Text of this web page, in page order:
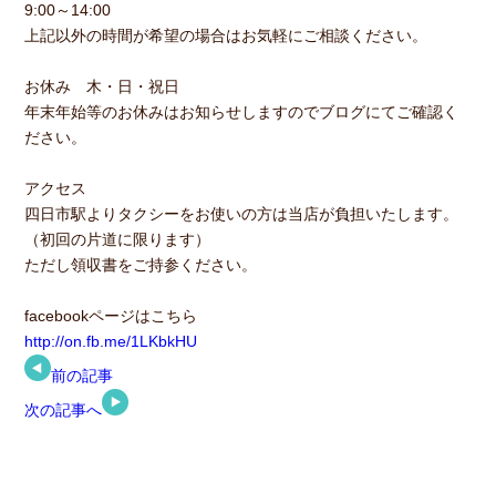
9:00～14:00
上記以外の時間が希望の場合はお気軽にご相談ください。
お休み 木・日・祝日
年末年始等のお休みはお知らせしますのでブログにてご確認く
ださい。
アクセス
四日市駅よりタクシーをお使いの方は当店が負担いたします。
（初回の片道に限ります）
ただし領収書をご持参ください。
facebookページはこちら
http://on.fb.me/1LKbkHU
前の記事
次の記事へ